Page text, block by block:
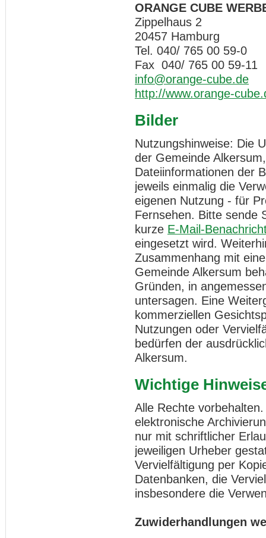
ORANGE CUBE
Zippelhaus 2
20457 Hamburg
Tel. 040/ 765 00 59-0
Fax 040/ 765 00 59-11
info@orange-cube.de
http://www.orange-
Bilder
Nutzungshinweise: Die
der Gemeinde
Dateiinformationen der
jeweils einmalig die
eigenen Nutzung - für
Fernsehen. Bitte sende
kurze E-Mail-
eingesetzt wird.
Zusammenhang mit
Gemeinde Alkersum
Gründen, in
untersagen. Eine
kommerziellen
Nutzungen oder
bedürfen der
Alkersum.
Wichtige
Alle Rechte
elektronische
nur mit schriftlicher
jeweiligen Urheber
Vervielfältigung per
Datenbanken, die
insbesondere die
Zuwiderhandlungen